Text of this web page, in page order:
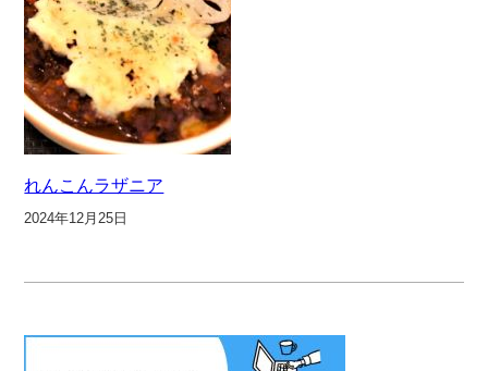
れんこんラザニア
2024年12月25日